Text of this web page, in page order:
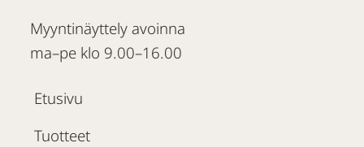
Myyntinäyttely avoinna
ma–pe klo 9.00–16.00
Etusivu
Tuotteet